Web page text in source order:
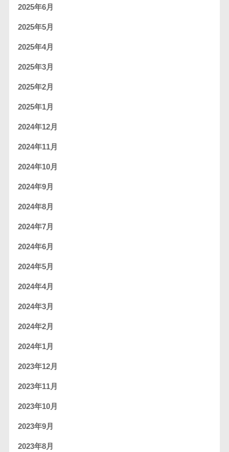
2025年6月
2025年5月
2025年4月
2025年3月
2025年2月
2025年1月
2024年12月
2024年11月
2024年10月
2024年9月
2024年8月
2024年7月
2024年6月
2024年5月
2024年4月
2024年3月
2024年2月
2024年1月
2023年12月
2023年11月
2023年10月
2023年9月
2023年8月